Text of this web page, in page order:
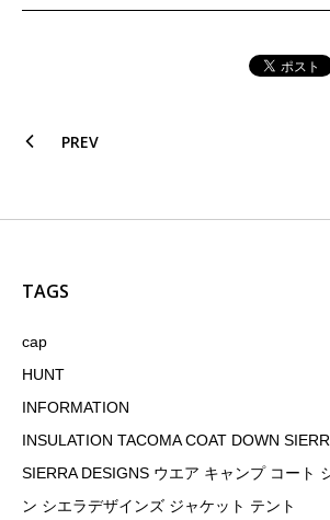
PREV
TAGS
cap
HUNT
INFORMATION
INSULATION TACOMA COAT DOWN
SIERRA DESIGNS ウエア キャンプ コート
ン シエラデザインズ ジャケット テント